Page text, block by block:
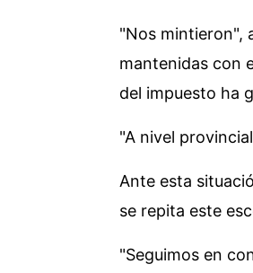
"Nos mintieron",
mantenidas con
del impuesto ha
"A nivel
Ante esta
se repita este
"Seguimos en